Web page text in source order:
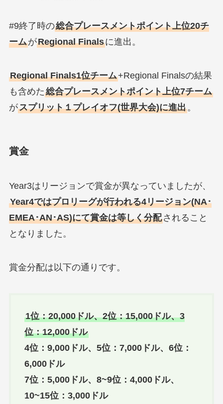
#9終了時の総合プレースメントポイント上位20チ
ームがRegional Finalsに進出。
Regional Finals1位チーム+Regional Finalsの結果
も含めた総合プレースメントポイント上位7チーム
がスプリット１プレイオフ(世界大会)に進出。
賞金
Year3はリージョンで賞金が異なっていましたが、
Year4ではプロリーグが行われる4リージョン(NA･
EMEA･AN･AS)にて賞金は等しく分配されること
となりました。
賞金分配は以下の通りです。
1位：20,000ドル、2位：15,000ドル、3
位：12,000ドル
4位：9,000ドル、5位：7,000ドル、6位：
6,000ドル
7位：5,000ドル、8~9位：4,000ドル、
10~15位：3,000ドル